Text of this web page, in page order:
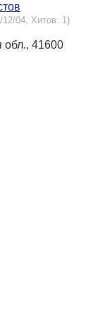
04, Хитов: 1)
обл., 41600